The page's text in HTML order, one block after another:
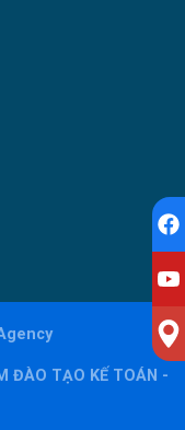
ĐÀO TẠO KẾ TOÁN -